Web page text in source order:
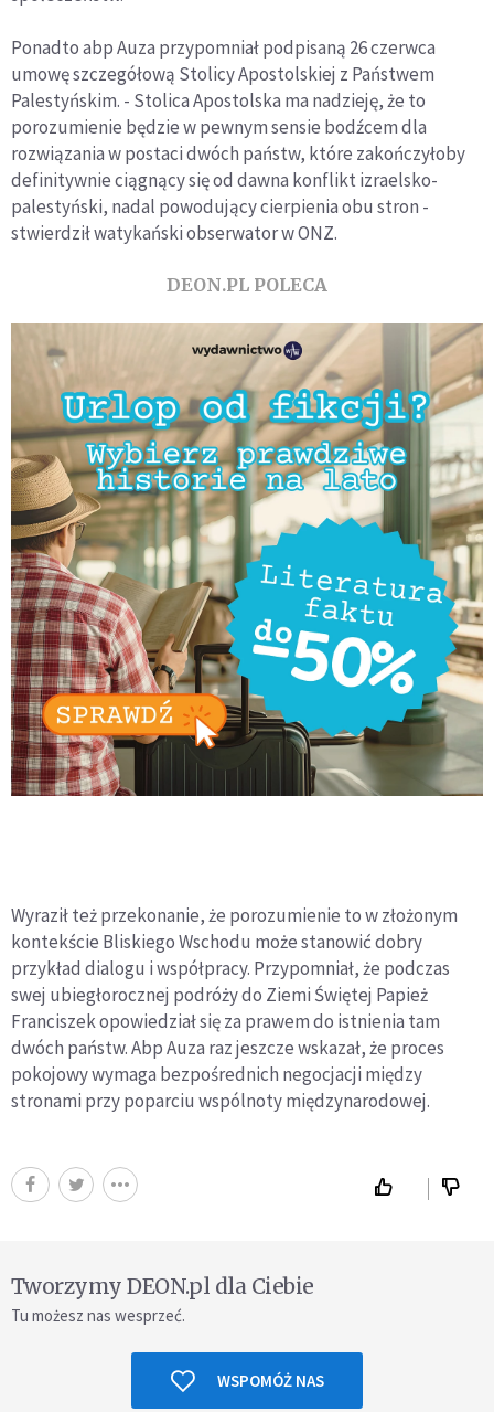
Ponadto abp Auza przypomniał podpisaną 26 czerwca
umowę szczegółową Stolicy Apostolskiej z Państwem
Palestyńskim. - Stolica Apostolska ma nadzieję, że to
porozumienie będzie w pewnym sensie bodźcem dla
rozwiązania w postaci dwóch państw, które zakończyłoby
definitywnie ciągnący się od dawna konflikt izraelsko-
palestyński, nadal powodujący cierpienia obu stron -
stwierdził watykański obserwator w ONZ.
DEON.PL POLECA
Wyraził też przekonanie, że porozumienie to w złożonym
kontekście Bliskiego Wschodu może stanowić dobry
przykład dialogu i współpracy. Przypomniał, że podczas
swej ubiegłorocznej podróży do Ziemi Świętej Papież
Franciszek opowiedział się za prawem do istnienia tam
dwóch państw. Abp Auza raz jeszcze wskazał, że proces
pokojowy wymaga bezpośrednich negocjacji między
stronami przy poparciu wspólnoty międzynarodowej.
Tworzymy DEON.pl dla Ciebie
Tu możesz nas wesprzeć.
WSPOMÓŻ NAS